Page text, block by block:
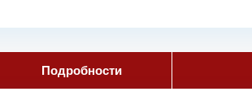
Подробности